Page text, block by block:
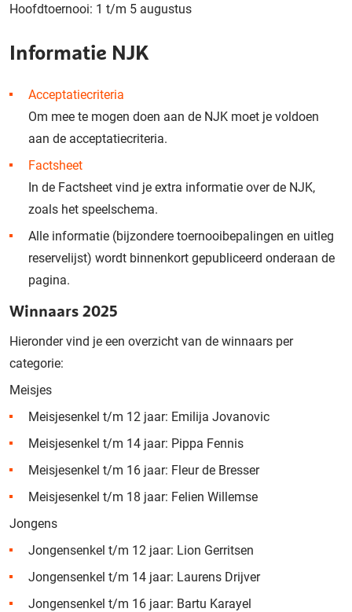
Hoofdtoernooi: 1 t/m 5 augustus
Informatie NJK
Acceptatiecriteria
Om mee te mogen doen aan de NJK moet je voldoen
aan de acceptatiecriteria.
Factsheet
In de Factsheet vind je extra informatie over de NJK,
zoals het speelschema.
Alle informatie (bijzondere toernooibepalingen en uitleg
reservelijst) wordt binnenkort gepubliceerd onderaan de
pagina.
Winnaars 2025
Hieronder vind je een overzicht van de winnaars per
categorie:
Meisjes
Meisjesenkel t/m 12 jaar: Emilija Jovanovic
Meisjesenkel t/m 14 jaar: Pippa Fennis
Meisjesenkel t/m 16 jaar: Fleur de Bresser
Meisjesenkel t/m 18 jaar: Felien Willemse
Jongens
Jongensenkel t/m 12 jaar: Lion Gerritsen
Jongensenkel t/m 14 jaar: Laurens Drijver
Jongensenkel t/m 16 jaar: Bartu Karayel